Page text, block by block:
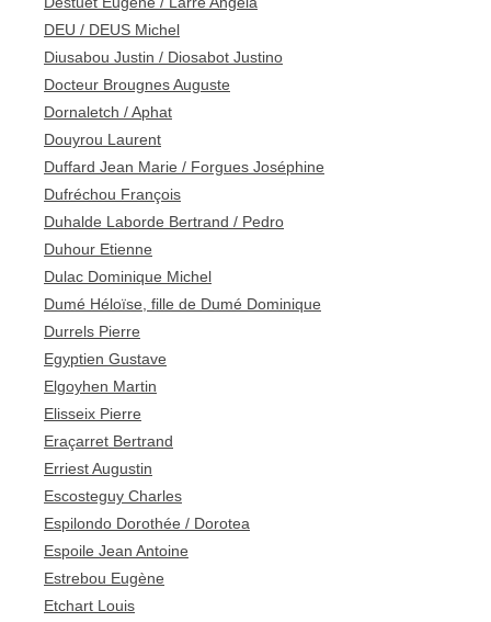
DEU / DEUS Michel
Diusabou Justin / Diosabot Justino
Docteur Brougnes Auguste
Dornaletch / Aphat
Douyrou Laurent
Duffard Jean Marie / Forgues Joséphine
Dufréchou François
Duhalde Laborde Bertrand / Pedro
Duhour Etienne
Dulac Dominique Michel
Dumé Héloïse, fille de Dumé Dominique
Durrels Pierre
Egyptien Gustave
Elgoyhen Martin
Elisseix Pierre
Eraçarret Bertrand
Erriest Augustin
Escosteguy Charles
Espilondo Dorothée / Dorotea
Espoile Jean Antoine
Estrebou Eugène
Etchart Louis